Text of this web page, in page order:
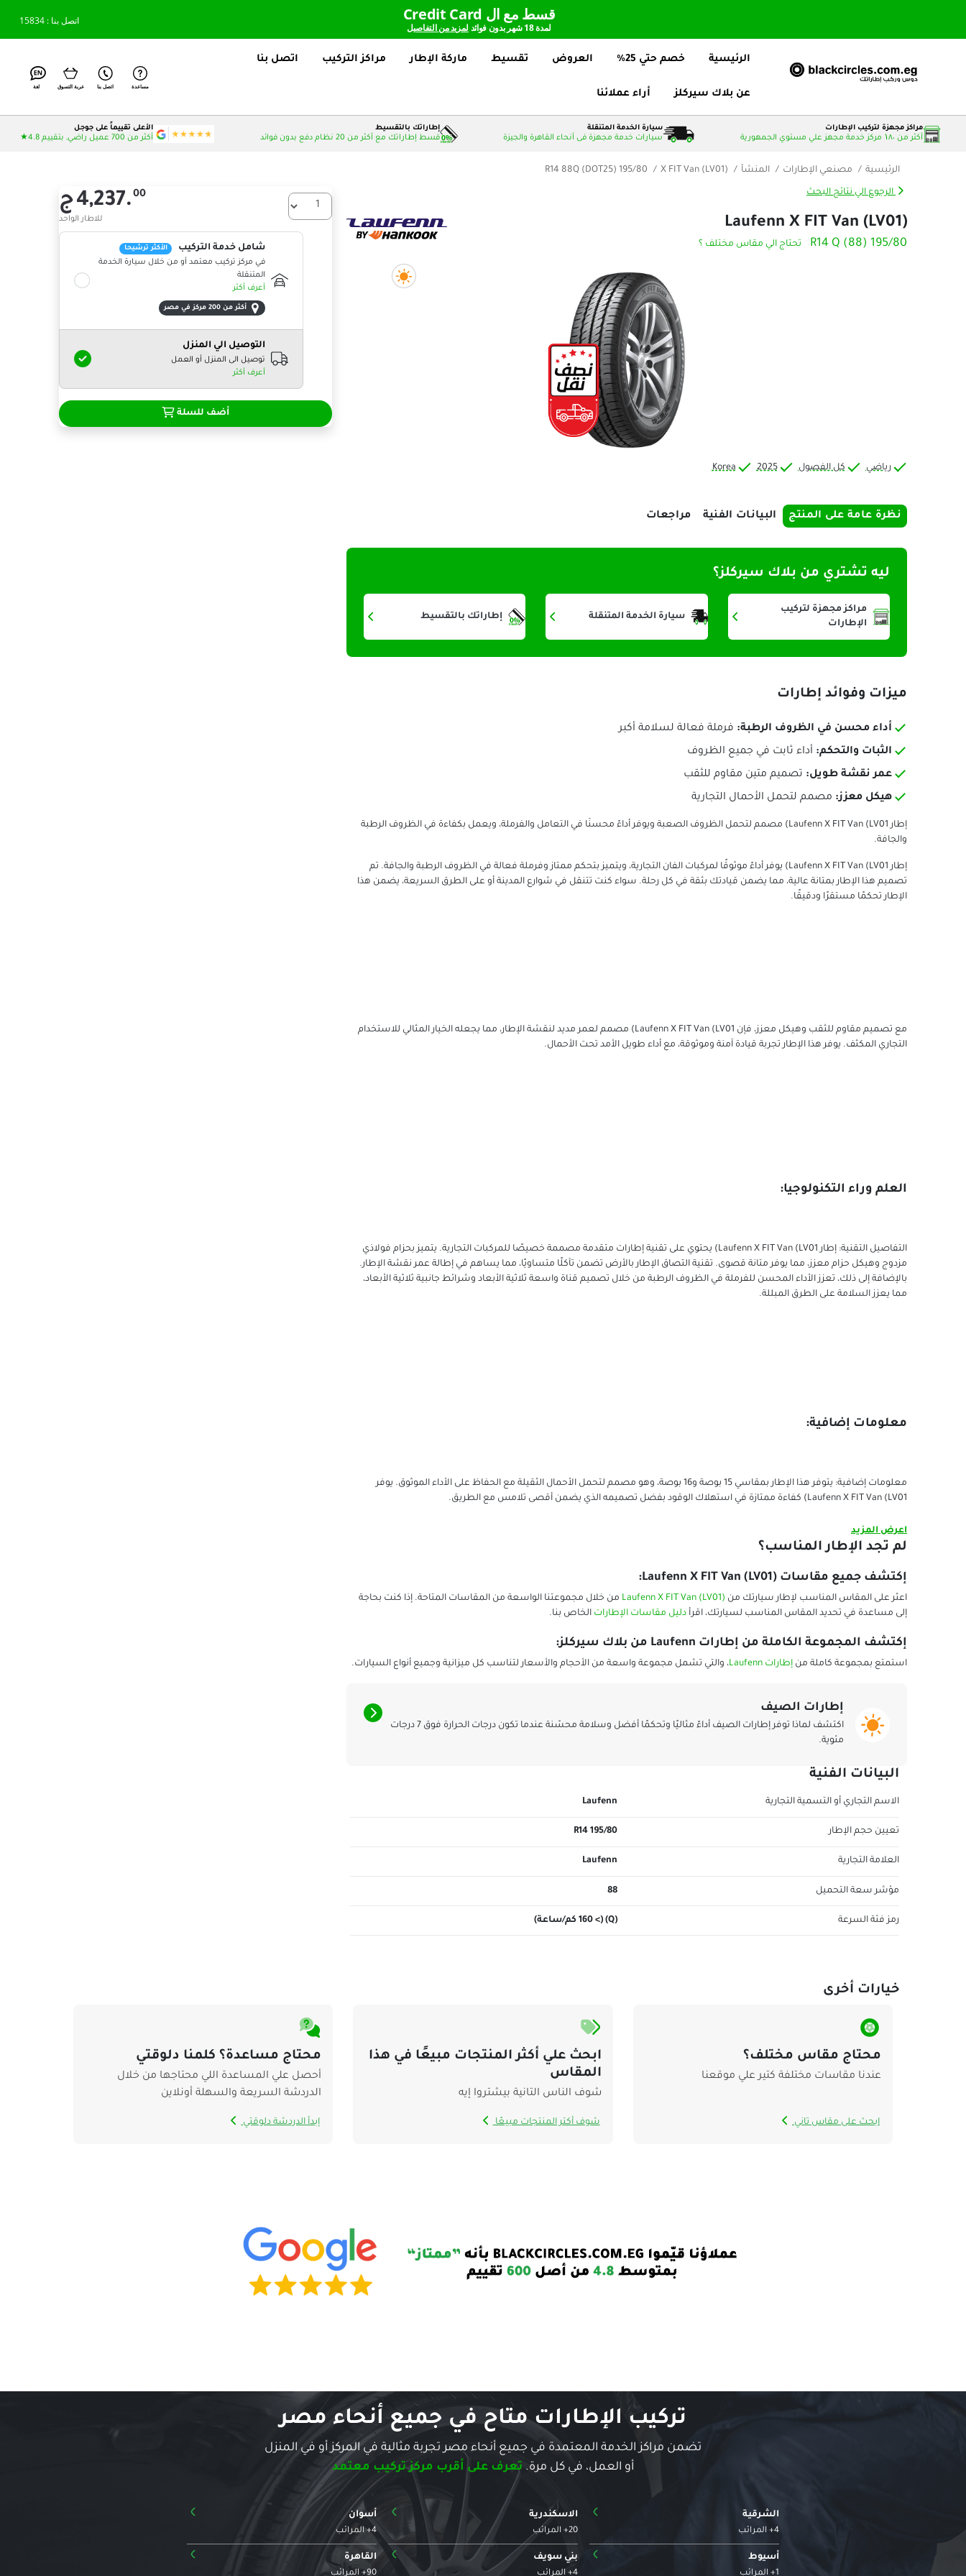
اتصل بنا : 15834 قسط مع ال Credit Card
لمدة 18 شهر بدون فوائد لمزيد من التفاصيل
الرئيسية خصم حتي 25% العروض تقسيط ماركة الإطار مراكز التركيب اتصل بنا
عن بلاك سيركلز أراء عملائنا
مساعدة اتصل بنا عربة التسوق لغة
مراكز مجهزة لتركيب الإطارات
أكثر من ۱٨٠ مركز خدمة مجهز علي مستوي الجمهورية
سيارة الخدمة المتنقلة
سيارات خدمة مجهزة فى أنحاء القاهرة والجيزة
إطاراتك بالتقسيط
قسط إطاراتك مع أكثر من 20 نظام دفع بدون فوائد
الأعلى تقييماً على جوجل
أكثر من 700 عميل راضي, بتقييم 4.8★
الرئيسية مصنعي الإطارات المنشأ X FIT Van (LV01)
195/80 R14 88Q (DOT25)
الرجوع الي نتائج البحث
Laufenn X FIT Van (LV01)
195/80 R14 Q (88) تحتاج الي مقاس مختلف ؟
رياضي كل الفصول 2025
Korea
نظرة عامة على المنتج البيانات الفنية مراجعات
ليه تشتري من بلاك سيركلز؟
مراكز مجهزة لتركيب
الإطارات
سيارة الخدمة المتنقلة إطاراتك بالتقسيط
ميزات وفوائد إطارات
أداء محسن في الظروف الرطبة: فرملة فعالة لسلامة أكبر
الثبات والتحكم: أداء ثابت في جميع الظروف
عمر نقشة طويل: تصميم متين مقاوم للثقب
هيكل معزز: مصمم لتحمل الأحمال التجارية
إطار Laufenn X FIT Van (LV01) مصمم لتحمل الظروف الصعبة ويوفر أداءً محسنًا في التعامل والفرملة، ويعمل بكفاءة في الظروف الرطبة
والجافة.
إطار Laufenn X FIT Van (LV01) يوفر أداءً موثوقًا لمركبات الفان التجارية، ويتميز بتحكم ممتاز وفرملة فعالة في الظروف الرطبة والجافة. تم
تصميم هذا الإطار بمتانة عالية، مما يضمن قيادتك بثقة في كل رحلة. سواء كنت تتنقل في شوارع المدينة أو على الطرق السريعة، يضمن هذا
الإطار تحكمًا مستقرًا ودقيقًا.
مع تصميم مقاوم للثقب وهيكل معزز، فإن Laufenn X FIT Van (LV01) مصمم لعمر مديد لنقشة الإطار، مما يجعله الخيار المثالي للاستخدام
التجاري المكثف. يوفر هذا الإطار تجربة قيادة آمنة وموثوقة، مع أداء طويل الأمد تحت الأحمال.
العلم وراء التكنولوجيا:
التفاصيل التقنية: إطار Laufenn X FIT Van (LV01) يحتوي على تقنية إطارات متقدمة مصممة خصيصًا للمركبات التجارية. يتميز بحزام فولاذي
مزدوج وهيكل حزام معزز، مما يوفر متانة قصوى. تقنية التصاق الإطار بالأرض تضمن تآكلًا متساويًا، مما يساهم في إطالة عمر نقشة الإطار.
بالإضافة إلى ذلك، تعزز الأداء المحسن للفرملة في الظروف الرطبة من خلال تصميم قناة واسعة ثلاثية الأبعاد وشرائط جانبية ثلاثية الأبعاد،
مما يعزز السلامة على الطرق المبللة.
معلومات إضافية:
معلومات إضافية: يتوفر هذا الإطار بمقاسي 15 بوصة و16 بوصة، وهو مصمم لتحمل الأحمال الثقيلة مع الحفاظ على الأداء الموثوق. يوفر
Laufenn X FIT Van (LV01) كفاءة ممتازة في استهلاك الوقود بفضل تصميمه الذي يضمن أقصى تلامس مع الطريق.
اعرض المزيد
لم تجد الإطار المناسب؟
إكتشف جميع مقاسات Laufenn X FIT Van (LV01):
اعثر على المقاس المناسب لإطار سيارتك من Laufenn X FIT Van (LV01) من خلال مجموعتنا الواسعة من المقاسات المتاحة. إذا كنت بحاجة
إلى مساعدة في تحديد المقاس المناسب لسيارتك، اقرأ دليل مقاسات الإطارات الخاص بنا.
إكتشف المجموعة الكاملة من إطارات Laufenn من بلاك سيركلز:
استمتع بمجموعة كاملة من إطارات Laufenn ، والتي تشمل مجموعة واسعة من الأحجام والأسعار لتناسب كل ميزانية وجميع أنواع السيارات.
إطارات الصيف
اكتشف لماذا توفر إطارات الصيف أداءً مثاليًا وتحكمًا أفضل وسلامة محسّنة عندما تكون درجات الحرارة فوق 7 درجات
مئوية.
البيانات الفنية
الاسم التجاري أو التسمية التجارية Laufenn
تعيين حجم الإطار 195/80 R14
العلامة التجارية Laufenn
مؤشر سعة التحميل 88
رمز فئة السرعة (Q) (> 160 كم/ساعة)
عدد الإطارات التي تريدها؟ 4,237.00 ج
للاطار الواحد
شامل خدمة التركيب الأكثر ترشيحا
في مركز تركيب معتمد أو من خلال سيارة الخدمة
المتنقلة
أعرف أكثر
أكثر من 200 مركز في مصر
التوصيل الي المنزل
توصيل الى المنزل أو العمل
أعرف أكثر
أضف للسلة
خيارات أخرى
محتاج مقاس مختلف؟
عندنا مقاسات مختلفة كتير علي موقعنا
ابحث على مقاس تاني
ابحث علي أكثر المنتجات مبيعًا في هذا
المقاس
شوف الناس التانية بيشتروا إيه
شوف أكتر المنتجات مبيعًا
محتاج مساعدة؟ كلمنا دلوقتي
أحصل علي المساعدة اللي محتاجها من خلال
الدردشة السريعة والسهلة أونلاين
إبدأ الدردشة دلوقتي
تركيب الإطارات متاح في جميع أنحاء مصر
تضمن مراكز الخدمة المعتمدة في جميع أنحاء مصر تجربة مثالية في المركز أو في المنزل
أو العمل، في كل مرة. تعرف على أقرب مركز تركيب معتمد
الشرقية
4+ المرائب
› الاسكندرية
20+ المرائب
› أسوان
4+ المرائب
›
أسيوط
1+ المرائب
› بني سويف
4+ المرائب
› القاهرة
90+ المرائب
›